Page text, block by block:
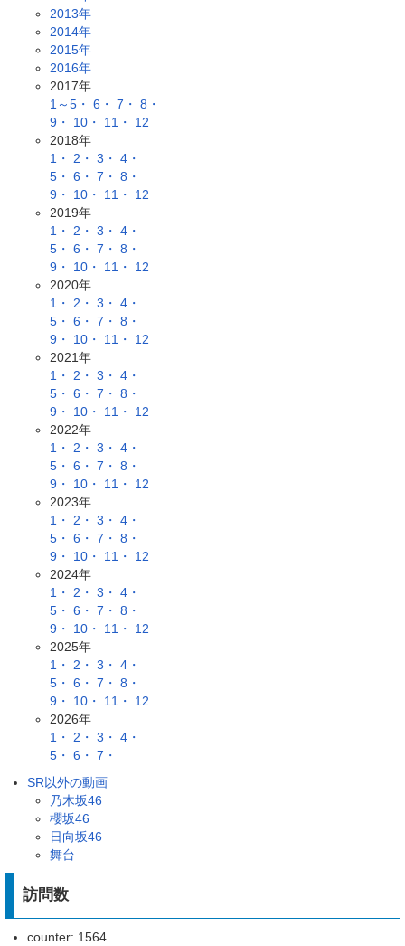
2013年
2014年
2015年
2016年
2017年
1～5・ 6・ 7・ 8・
9・
10・ 11・
12
2018年
1・ 2・ 3・ 4・
5・ 6・ 7・ 8・
9・
10・ 11・
12
2019年
1・ 2・ 3・ 4・
5・ 6・ 7・ 8・
9・
10・ 11・
12
2020年
1・ 2・ 3・ 4・
5・ 6・ 7・ 8・
9・
10・ 11・
12
2021年
1・ 2・ 3・ 4・
5・ 6・ 7・ 8・
9・
10・ 11・
12
2022年
1・ 2・ 3・ 4・
5・ 6・ 7・ 8・
9・
10・ 11・
12
2023年
1・ 2・ 3・ 4・
5・ 6・ 7・ 8・
9・
10・ 11・
12
2024年
1・ 2・ 3・ 4・
5・ 6・ 7・ 8・
9・
10・ 11・
12
2025年
1・ 2・ 3・ 4・
5・ 6・ 7・ 8・
9・
10・ 11・
12
2026年
1・ 2・ 3・ 4・
5・ 6・ 7・
SR以外の動画
乃木坂46
櫻坂46
日向坂46
舞台
訪問数
counter: 1564